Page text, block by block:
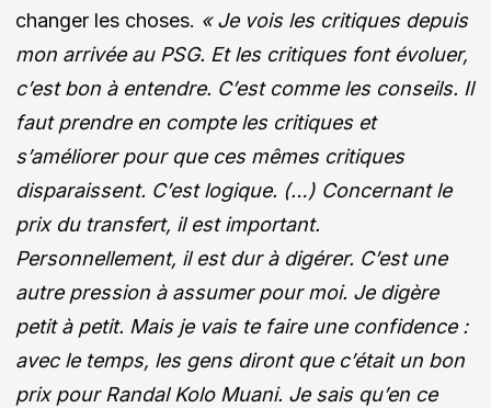
changer les choses. « Je vois les critiques depuis
mon arrivée au PSG. Et les critiques font évoluer,
c’est bon à entendre. C’est comme les conseils. Il
faut prendre en compte les critiques et
s’améliorer pour que ces mêmes critiques
disparaissent. C’est logique. (…) Concernant le
prix du transfert, il est important.
Personnellement, il est dur à digérer. C’est une
autre pression à assumer pour moi. Je digère
petit à petit. Mais je vais te faire une confidence :
avec le temps, les gens diront que c’était un bon
prix pour Randal Kolo Muani. Je sais qu’en ce